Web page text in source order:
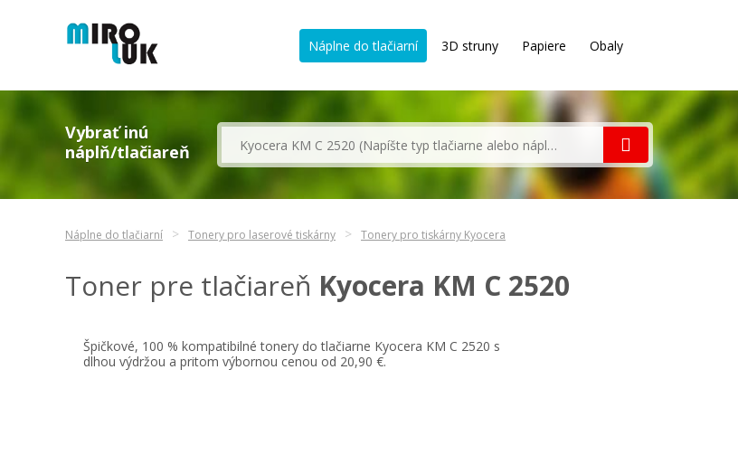
Náplne do tlačiarní 3D struny Papiere Obaly
Vybrať inú
náplň/tlačiareň
Náplne do tlačiarní Tonery pro laserové tiskárny Tonery pro tiskárny Kyocera
Toner pre tlačiareň Kyocera KM C 2520
Špičkové, 100 % kompatibilné tonery do tlačiarne Kyocera KM C 2520 s
dlhou výdržou a pritom výbornou cenou od 20,90 €.